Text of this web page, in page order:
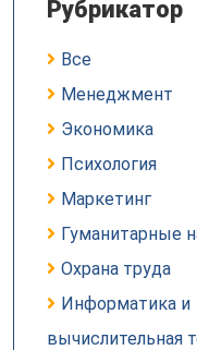
Рубрикатор
Все
Менеджмент
Экономика
Психология
Маркетинг
Гуманитарные
Охрана труда
Информатика и
вычислительная